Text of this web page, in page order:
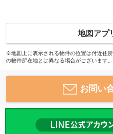
地図アプ
※地図上に表示される物件の位置は付近住
の物件所在地とは異なる場合がございます。
お問い